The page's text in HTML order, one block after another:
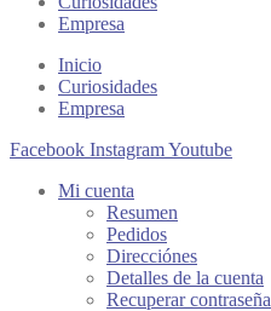
Empresa
Inicio
Curiosidades
Empresa
Facebook InstagramYoutube
Mi cuenta
Resumen
Pedidos
Direcciónes
Detalles de la cuenta
Recuperar contraseña